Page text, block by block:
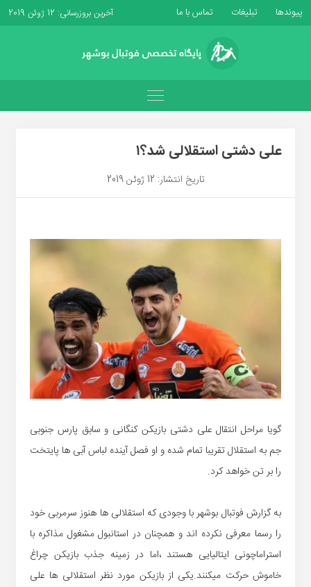
پیوندها تبلیغات تماس با ما آخرین بروزرسانی: 12 ژوئن 2019
علی دشتی استقلالی شد؟۱
تاریخ انتشار: 12 ژوئن 2019
گویا مراحل انتقال علی دشتی بازیکن کنگانی و سابق پارس جنوبی
جم به استقلال تقریبا تمام شده و او فصل آینده لباس آبی ها پایتخت
را بر تن خواهد کرد.
به گزارش فوتبال بوشهر با وجودی که استقلالی ها هنوز سرمربی خود
را رسما معرفی نکرده اند و همچنان در استانبول مشغول مذاکره با
استراماچونی ایتالیایی هستند ،اما در زمینه جذب بازیکن چراغ
خاموش حرکت میکنند.یکی از بازیکن مورد نظر استقلالی ها علی